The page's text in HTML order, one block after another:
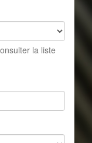
la liste